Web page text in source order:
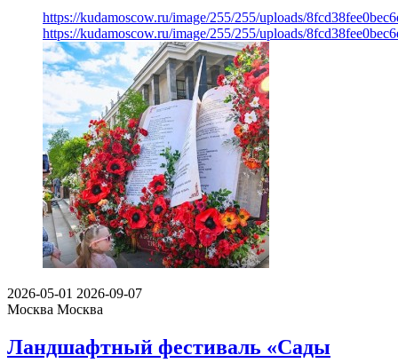
https://kudamoscow.ru/image/255/255/uploads/
https://kudamoscow.ru/image/255/255/uploads/
2026-05-01 2026-09-07
Москва Москва
Ландшафтный фестиваль «Сады